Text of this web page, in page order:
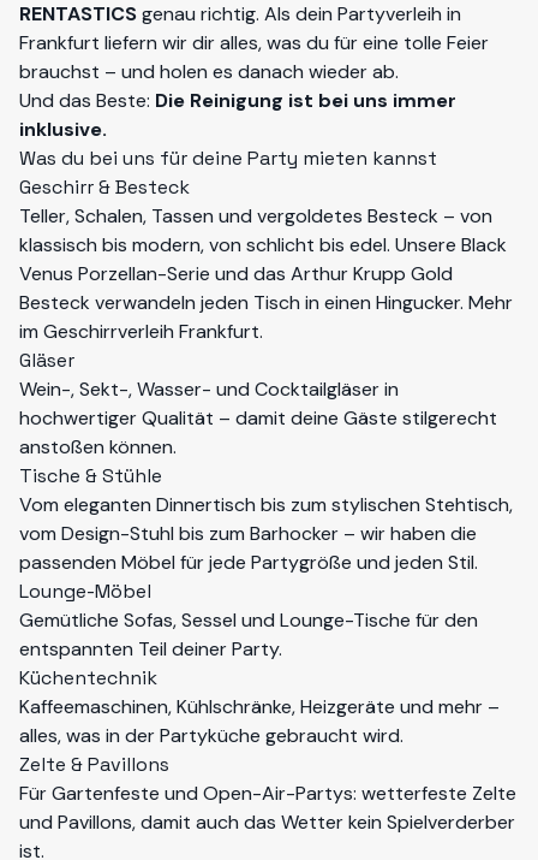
RENTASTICSgenau richtig. Als dein Partyverleih in
Frankfurt liefern wir dir alles, was du für eine tolle Feier
brauchst – und holen es danach wieder ab.
Und das Beste: Die Reinigung ist bei uns immer
inklusive.
Was du bei uns für deine Party mieten kannst
Geschirr & Besteck
Teller, Schalen, Tassen und vergoldetes Besteck – von
klassisch bis modern, von schlicht bis edel. Unsere Black
Venus Porzellan-Serie und das Arthur Krupp Gold
Besteck verwandeln jeden Tisch in einen Hingucker. Mehr
im Geschirrverleih Frankfurt.
Gläser
Wein-, Sekt-, Wasser- und Cocktailgläser in
hochwertiger Qualität – damit deine Gäste stilgerecht
anstoßen können.
Tische & Stühle
Vom eleganten Dinnertisch bis zum stylischen Stehtisch,
vom Design-Stuhl bis zum Barhocker – wir haben die
passenden Möbel für jede Partygröße und jeden Stil.
Lounge-Möbel
Gemütliche Sofas, Sessel und Lounge-Tische für den
entspannten Teil deiner Party.
Küchentechnik
Kaffeemaschinen, Kühlschränke, Heizgeräte und mehr –
alles, was in der Partyküche gebraucht wird.
Zelte & Pavillons
Für Gartenfeste und Open-Air-Partys: wetterfeste Zelte
und Pavillons, damit auch das Wetter kein Spielverderber
ist.